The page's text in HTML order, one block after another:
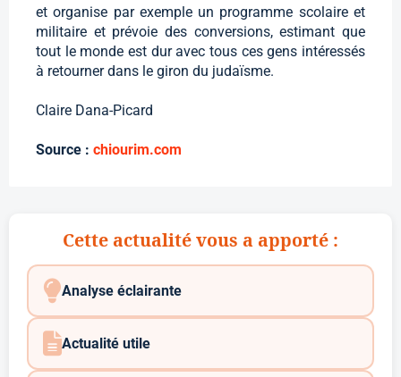
et organise par exemple un programme scolaire et
militaire et prévoie des conversions, estimant que
tout le monde est dur avec tous ces gens intéressés
à retourner dans le giron du judaïsme.
Claire Dana-Picard
Source : chiourim.com
Cette actualité vous a apporté :
Analyse éclairante
Actualité utile